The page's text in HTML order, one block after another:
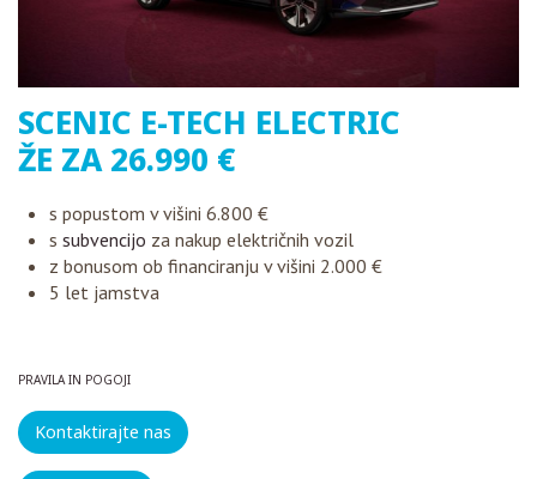
SCENIC E-TECH ELECTRIC
ŽE ZA 26.990 €
s popustom v višini 6.800 €
s subvencijo za nakup električnih vozil
z bonusom ob financiranju v višini 2.000 €
5 let jamstva
PRAVILA IN POGOJI
Kontaktirajte nas